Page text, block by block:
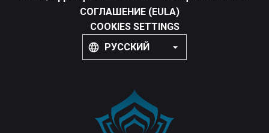
СОГЛАШЕНИЕ (EULA)
COOKIES SETTINGS
РУССКИЙ